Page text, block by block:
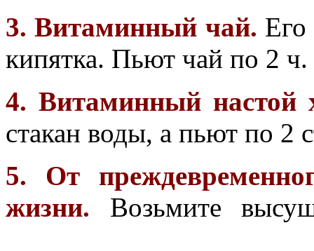
3. Витаминный чай. Его
кипятка. Пьют чай по 2
4. Витаминный настой
стакан воды, а пьют по 2
5. От
жизни.
Возьмите